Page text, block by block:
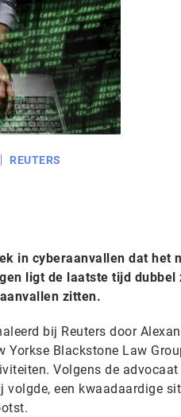
REUTERS
in cyberaanvallen dat het
ligt de laatste tijd dubbel
zitten.
bij Reuters door
Yorkse Blackstone Law
Volgens de advocaat
volgde, een kwaadaardige